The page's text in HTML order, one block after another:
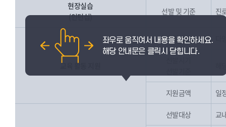
현장실습
(인턴십)
선발 및 기준 진
교육 활동 지원
선발대상
지원금액 일
선발대상 교